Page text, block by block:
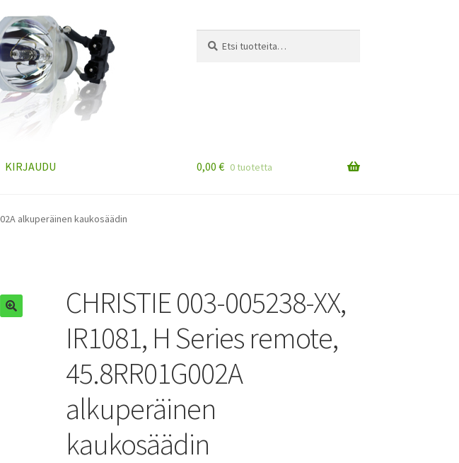
KIRJAUDU 0,00 € 0 tuotetta
alkuperäinen kaukosäädin
CHRISTIE 003-005238-XX,
IR1081, H Series remote,
45.8RR01G002A
alkuperäinen
kaukosäädin